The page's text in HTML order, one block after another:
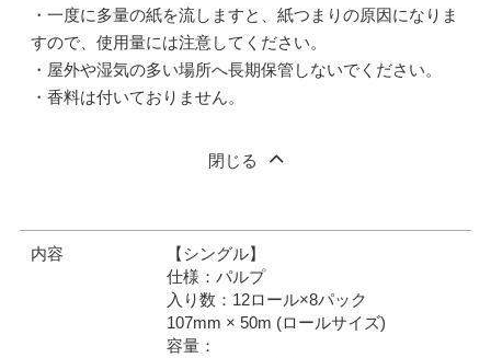
・一度に多量の紙を流しますと、紙つまりの原因になりま
すので、使用量には注意してください。
・屋外や湿気の多い場所へ長期保管しないでください。
・香料は付いておりません。
閉じる
内容
【シングル】
仕様：パルプ
入り数：12ロール×8パック
107mm × 50m (ロールサイズ)
容量：